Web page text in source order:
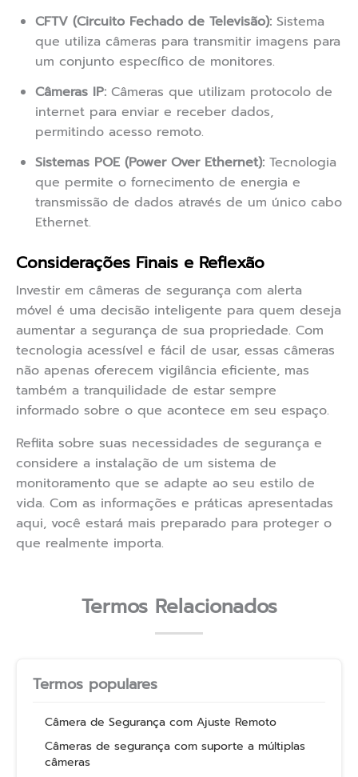
CFTV (Circuito Fechado de Televisão): Sistema
que utiliza câmeras para transmitir imagens para
um conjunto específico de monitores.
Câmeras IP: Câmeras que utilizam protocolo de
internet para enviar e receber dados,
permitindo acesso remoto.
Sistemas POE (Power Over Ethernet): Tecnologia
que permite o fornecimento de energia e
transmissão de dados através de um único cabo
Ethernet.
Considerações Finais e Reflexão
Investir em câmeras de segurança com alerta
móvel é uma decisão inteligente para quem deseja
aumentar a segurança de sua propriedade. Com
tecnologia acessível e fácil de usar, essas câmeras
não apenas oferecem vigilância eficiente, mas
também a tranquilidade de estar sempre
informado sobre o que acontece em seu espaço.
Reflita sobre suas necessidades de segurança e
considere a instalação de um sistema de
monitoramento que se adapte ao seu estilo de
vida. Com as informações e práticas apresentadas
aqui, você estará mais preparado para proteger o
que realmente importa.
Termos Relacionados
Termos populares
Câmera de Segurança com Ajuste Remoto
Câmeras de segurança com suporte a múltiplas
câmeras